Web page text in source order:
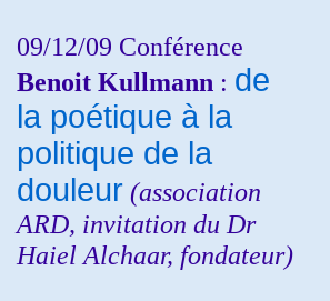
09/12/09 Conférence
Benoit Kullmann : de
la poétique à la
politique de la
douleur (association
ARD, invitation du Dr
Haiel Alchaar, fondateur)